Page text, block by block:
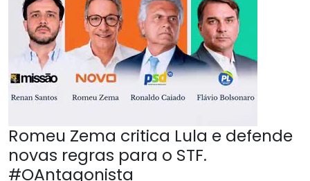
Romeu Zema critica Lula e defende
novas regras para o STF.
#OAntagonista